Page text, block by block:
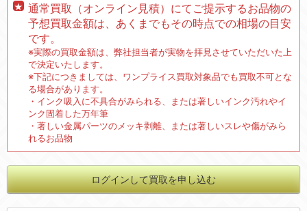
通常買取（オンライン見積）にてご提示するお品物の
予想買取金額は、あくまでもその時点での相場の目安
です。
※実際の買取金額は、弊社担当者が実物を拝見させていただいた上
で決定いたします。
※下記につきましては、ワンプライス買取対象品でも買取不可とな
る場合があります。
・インク吸入に不具合がみられる、または著しいインク汚れやイ
ンク固着した万年筆
・著しい金属パーツのメッキ剥離、または著しいスレや傷がみら
れるお品物
ログインして買取を申し込む